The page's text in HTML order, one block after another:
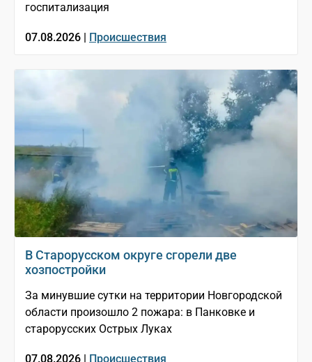
госпитализация
07.08.2026 | Происшествия
В Старорусском округе сгорели две
хозпостройки
За минувшие сутки на территории Новгородской
области произошло 2 пожара: в Панковке и
старорусских Острых Луках
07.08.2026 | Происшествия